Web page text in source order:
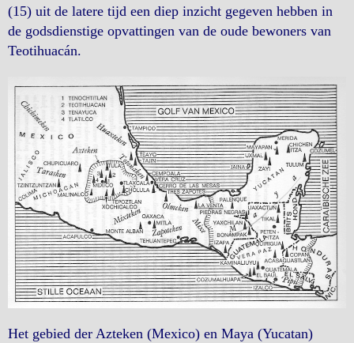
(15) uit de latere tijd een diep inzicht gegeven hebben in
de godsdienstige opvattingen van de oude bewoners van
Teotihuacán.
Het gebied der Azteken (Mexico) en Maya (Yucatan)